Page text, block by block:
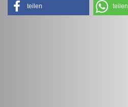
teilen teilen